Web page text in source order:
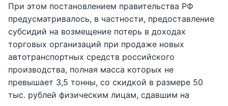
При этом постановлением правительства РФ
предусматривалось, в частности, предоставление
субсидий на возмещение потерь в доходах
торговых организаций при продаже новых
автотранспортных средств российского
производства, полная масса которых не
превышает 3,5 тонны, со скидкой в размере 50
тыс. рублей физическим лицам, сдавшим на